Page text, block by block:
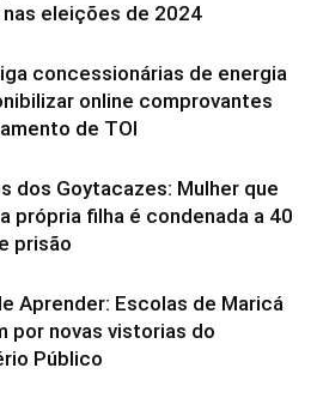
eleições de 2024
concessionárias de energia
online comprovantes
de TOI
dos Goytacazes: Mulher que
própria filha é condenada a 40
prisão
Aprender: Escolas de Maricá
por novas vistorias do
Público